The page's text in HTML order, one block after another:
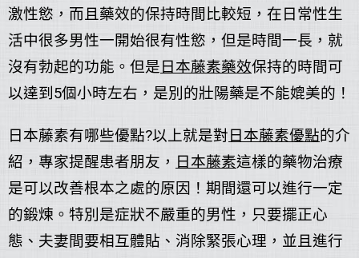
激性慾，而且藥效的保持時間比較短，在日常性生
活中很多男性一開始很有性慾，但是時間一長，就
沒有勃起的功能。但是 日本藤素藥效保持的時間可
以達到5個小時左右，是別的壯陽藥是不能媲美的！
日本藤素有哪些優點?以上就是對 日本藤素優點的介
紹，專家提醒患者朋友， 日本藤素這樣的藥物治療
是可以改善根本之處的原因！期間還可以進行一定
的鍛煉。特別是症狀不嚴重的男性，只要擺正心
態、夫妻間要相互體貼、消除緊張心理，並且進行